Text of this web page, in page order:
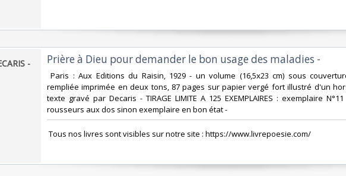
- ‎Prière à Dieu pour demander le bon usage des maladies - ‎
Paris : Aux Editions du Raisin, 1929 - un volume (16,5x23 cm) sous
rempliée imprimée en deux tons, 87 pages sur papier vergé fort illustré d'un
texte gravé par Decaris - TIRAGE LIMITE A 125 EXEMPLAIRES : exemplaire
rousseurs aux dos sinon exemplaire en bon état - ‎
‎ Tous nos livres sont visibles sur notre site : https://www.livrepoesie.com/‎